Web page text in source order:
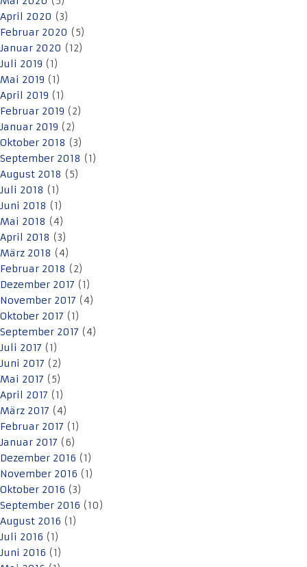
April 2020 (3)
Februar 2020 (5)
Januar 2020 (12)
Juli 2019 (1)
Mai 2019 (1)
April 2019 (1)
Februar 2019 (2)
Januar 2019 (2)
Oktober 2018 (3)
September 2018 (1)
August 2018 (5)
Juli 2018 (1)
Juni 2018 (1)
Mai 2018 (4)
April 2018 (3)
März 2018 (4)
Februar 2018 (2)
Dezember 2017 (1)
November 2017 (4)
Oktober 2017 (1)
September 2017 (4)
Juli 2017 (1)
Juni 2017 (2)
Mai 2017 (5)
April 2017 (1)
März 2017 (4)
Februar 2017 (1)
Januar 2017 (6)
Dezember 2016 (1)
November 2016 (1)
Oktober 2016 (3)
September 2016 (10)
August 2016 (1)
Juli 2016 (1)
Juni 2016 (1)